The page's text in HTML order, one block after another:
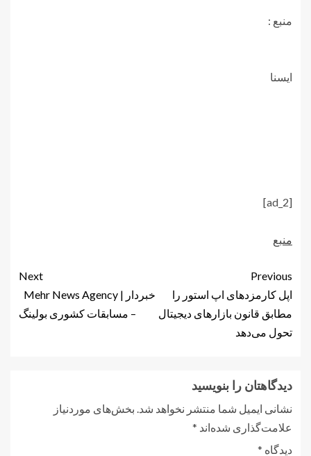
منبع :
ايسنا
[ad_2]
منبع
Previous
اپل کارمزدهای اپ استور را
مطابق قانون بازارهای دیجیتال
تحول می‌دهد
Next
خبردار | Mehr News Agency
– مسابقات کشوری بولینگ
دیدگاهتان را بنویسید
نشانی ایمیل شما منتشر نخواهد شد. بخش‌های موردنیاز
علامت‌گذاری شده‌اند *
دیدگاه *